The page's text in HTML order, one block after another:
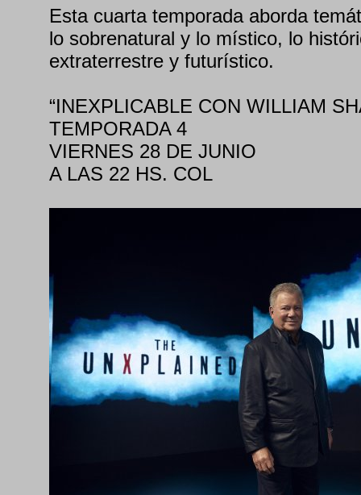
Esta cuarta temporada aborda
lo sobrenatural y lo místico, lo
extraterrestre y futurístico.
“INEXPLICABLE CON WILLIAM
TEMPORADA 4
VIERNES 28 DE JUNIO
A LAS 22 HS. COL